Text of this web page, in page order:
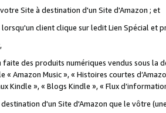
Site à destination d'un Site d'Amazon ; et
client clique sur ledit Lien Spécial et
des produits numériques vendus sous la
Amazon Music », « Histoires courtes
Kindle », « Blogs Kindle », « Flux
d'un Site d'Amazon que le vôtre